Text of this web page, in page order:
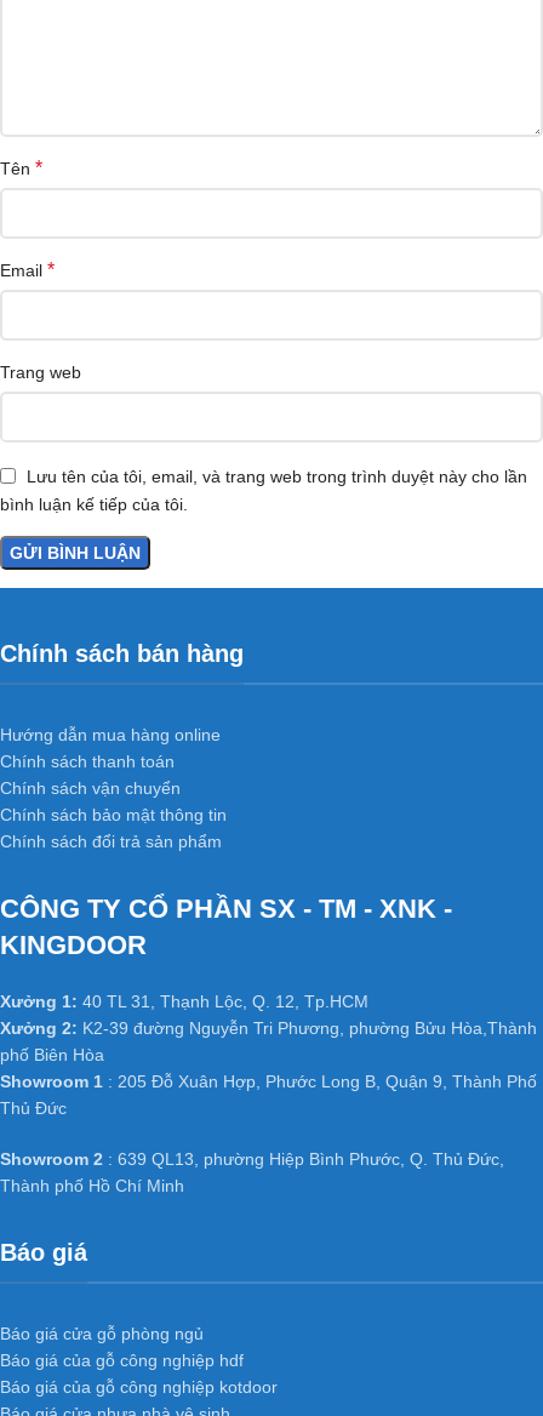
Tên *
Email *
Trang web
Lưu tên của tôi, email, và trang web trong trình duyệt này cho lần
bình luận kế tiếp của tôi.
Chính sách bán hàng
Hướng dẫn mua hàng online
Chính sách thanh toán
Chính sách vận chuyển
Chính sách bảo mật thông tin
Chính sách đổi trả sản phẩm
CÔNG TY CỔ PHẦN SX - TM - XNK -
KINGDOOR
Xưởng 1: 40 TL 31, Thạnh Lộc, Q. 12, Tp.HCM
Xưởng 2: K2-39 đường Nguyễn Tri Phương, phường Bửu Hòa,Thành
phố Biên Hòa
Showroom 1 : 205 Đỗ Xuân Hợp, Phước Long B, Quận 9, Thành Phố
Thủ Đức
Showroom 2 : 639 QL13, phường Hiệp Bình Phước, Q. Thủ Đức,
Thành phố Hồ Chí Minh
Báo giá
Báo giá cửa gỗ phòng ngủ
Báo giá của gỗ công nghiệp hdf
Báo giá của gỗ công nghiệp kotdoor